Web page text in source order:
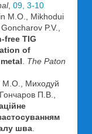
, 09, 3-10
M.O., Mikhodui
P.V.,
free TIG
of
The Paton
М.О., Миходуй
П.В.,
шва